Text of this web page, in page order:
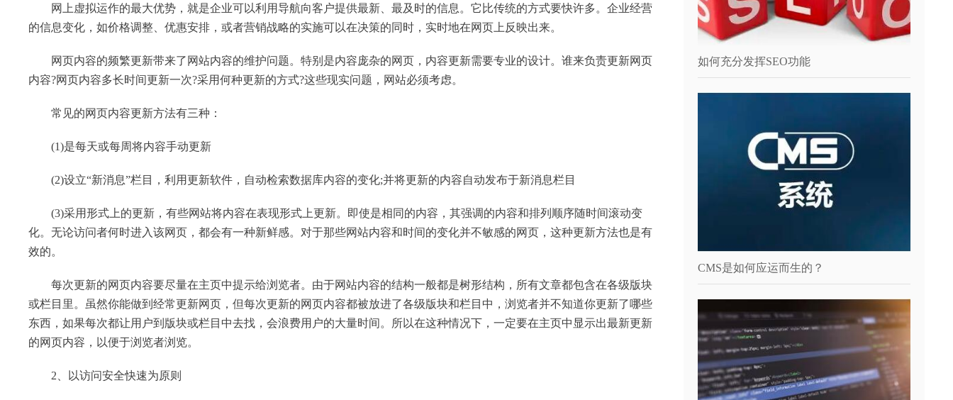
网上虚拟运作的最大优势，就是企业可以利用导航向客户提供最新、最及时的信息。它比传统的方式要快许多。企业经营
的信息变化，如价格调整、优惠安排，或者营销战略的实施可以在决策的同时，实时地在网页上反映出来。
网页内容的频繁更新带来了网站内容的维护问题。特别是内容庞杂的网页，内容更新需要专业的设计。谁来负责更新网页
内容?网页内容多长时间更新一次?采用何种更新的方式?这些现实问题，网站必须考虑。
常见的网页内容更新方法有三种：
(1)是每天或每周将内容手动更新
(2)设立“新消息”栏目，利用更新软件，自动检索数据库内容的变化;并将更新的内容自动发布于新消息栏目
(3)采用形式上的更新，有些网站将内容在表现形式上更新。即使是相同的内容，其强调的内容和排列顺序随时间滚动变
化。无论访问者何时进入该网页，都会有一种新鲜感。对于那些网站内容和时间的变化并不敏感的网页，这种更新方法也是有
效的。
每次更新的网页内容要尽量在主页中提示给浏览者。由于网站内容的结构一般都是树形结构，所有文章都包含在各级版块
或栏目里。虽然你能做到经常更新网页，但每次更新的网页内容都被放进了各级版块和栏目中，浏览者并不知道你更新了哪些
东西，如果每次都让用户到版块或栏目中去找，会浪费用户的大量时间。所以在这种情况下，一定要在主页中显示出最新更新
的网页内容，以便于浏览者浏览。
2、以访问安全快速为原则
如何充分发挥SEO功能
CMS是如何应运而生的？